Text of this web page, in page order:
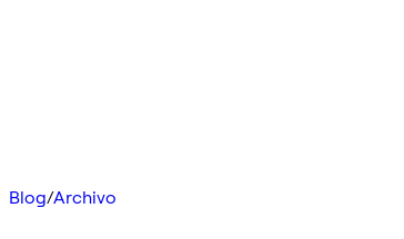
Blog/Archivo